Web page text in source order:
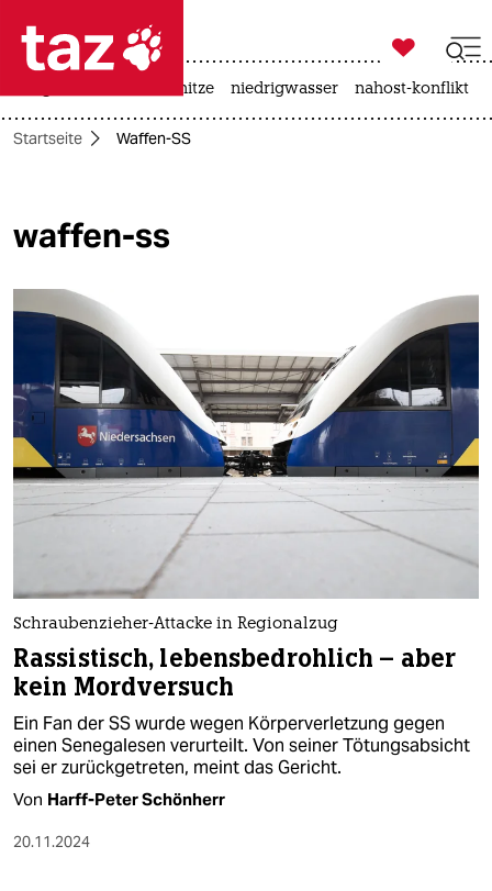
 taz zahl ich
politik
öko
gesellschaft
kultur
sport
berlin
wahrheit
verlag
verlag
veranstaltungen
shop

taz zahl ich
hitze niedrigwasser nahost-konflikt
Startseite Waffen-SS
waffen-ss
Schraubenzieher-Attacke in Regionalzug
Rassistisch, lebensbedrohlich – aber
kein Mordversuch
Ein Fan der SS wurde wegen Körperverletzung gegen
einen Senegalesen verurteilt. Von seiner Tötungsabsicht
sei er zurückgetreten, meint das Gericht.
Von Harff-Peter Schönherr
20.11.2024